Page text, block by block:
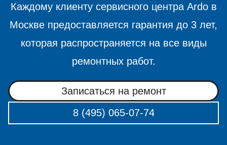
Каждому клиенту сервисного центра Ardo в
Москве предоставляется гарантия до 3 лет,
которая распространяется на все виды
ремонтных работ.
Записаться на ремонт
8 (495) 065-07-74